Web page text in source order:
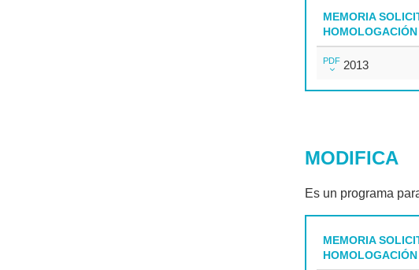
MEMORIA
HOMOLOGACIÓN
PDF 2013
MODIFICA
Es un programa
MEMORIA
HOMOLOGACIÓN